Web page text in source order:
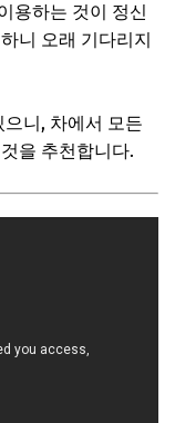
용하는 것이 정신
니 오래 기다리지
니, 차에서 모든
을 추천합니다.